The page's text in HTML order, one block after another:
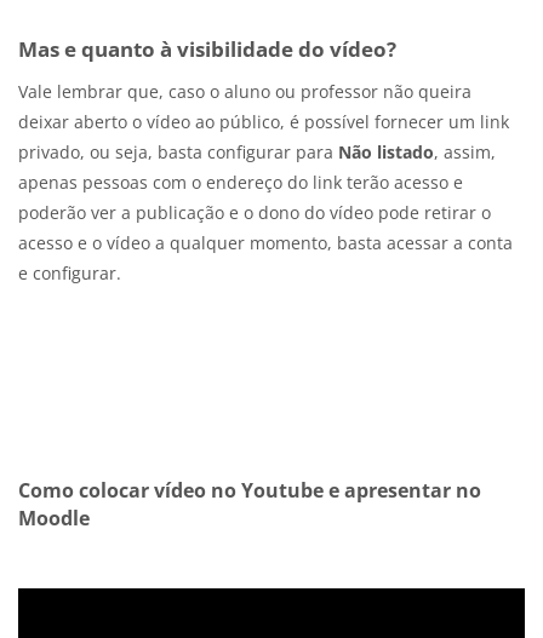
Mas e quanto à visibilidade do vídeo?
Vale lembrar que, caso o aluno ou professor não queira
deixar aberto o vídeo ao público, é possível fornecer um link
privado, ou seja, basta configurar para Não listado, assim,
apenas pessoas com o endereço do link terão acesso e
poderão ver a publicação e o dono do vídeo pode retirar o
acesso e o vídeo a qualquer momento, basta acessar a conta
e configurar.
Como colocar vídeo no Youtube e apresentar no
Moodle